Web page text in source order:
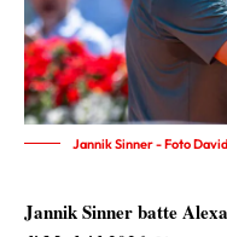
Jannik Sinner - Foto
Jannik Sinner batte